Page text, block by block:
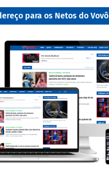
para os Netos do Vovô